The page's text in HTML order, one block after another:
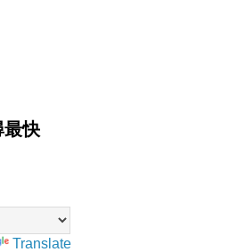
最快
Translate